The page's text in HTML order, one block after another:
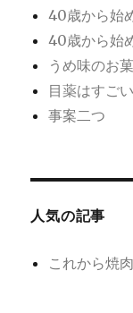
40歳から始
40歳から始
うめ味のお
目薬はすご
事案二つ
人気の記事
これから焼